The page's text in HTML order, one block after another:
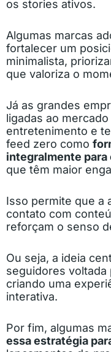
os stories ativos.
Algumas marcas
fortalecer um
minimalista,
que valoriza o
Já as grandes
ligadas ao
entretenimento e
feed zero como
integralmente
que têm maior
Isso permite que a
contato com
reforçam o senso
Ou seja, a ideia
seguidores
criando uma
interativa.
Por fim, algumas
essa estratégia